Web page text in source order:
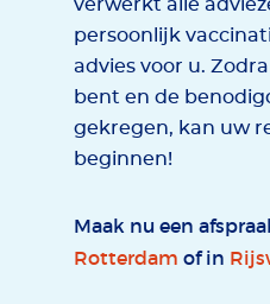
verwerkt alle
persoonlijk
advies voor u.
bent en de
gekregen, kan uw
beginnen!
Maak nu een
Rotterdam of in